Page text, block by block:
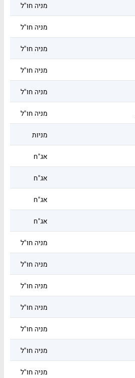
מניה חו"ל
מניה חו"ל
מניה חו"ל
מניה חו"ל
מניה חו"ל
מניה חו"ל
מניות
אג"ח
אג"ח
אג"ח
אג"ח
מניה חו"ל
מניה חו"ל
מניה חו"ל
מניה חו"ל
מניה חו"ל
מניה חו"ל
מניה חו"ל